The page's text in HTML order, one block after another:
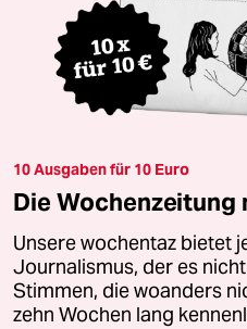
10 Ausgaben für 10 Euro
Die
Unsere wochentaz bietet
Journalismus, der es
Stimmen, die woanders
zehn Wochen lang